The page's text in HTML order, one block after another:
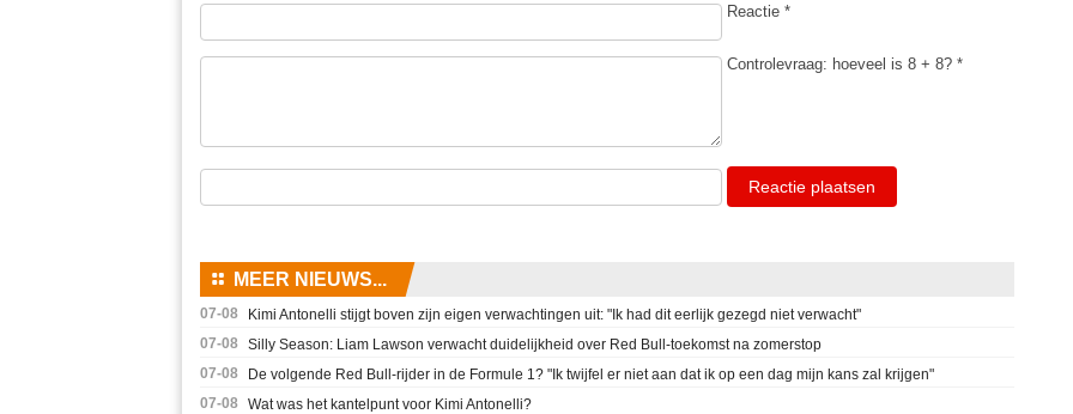
Reactie *
Controlevraag: hoeveel is 8 + 8? *
Reactie plaatsen
⚏ MEER NIEUWS...
07-08
Kimi Antonelli stijgt boven zijn eigen verwachtingen uit: "Ik had dit eerlijk gezegd niet verwacht"
07-08 Silly Season: Liam Lawson verwacht duidelijkheid over Red Bull-toekomst na zomerstop
07-08
De volgende Red Bull-rijder in de Formule 1? "Ik twijfel er niet aan dat ik op een dag mijn kans zal krijgen"
07-08 Wat was het kantelpunt voor Kimi Antonelli?